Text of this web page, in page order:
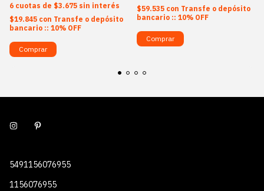
6 $3.675 sin interés
$19.845 con Transfe o depósito
bancario :: 10% OFF
Comprar
$59.535 con Transfe o depósito
bancario :: 10% OFF
Comprar
5491156076955
1156076955